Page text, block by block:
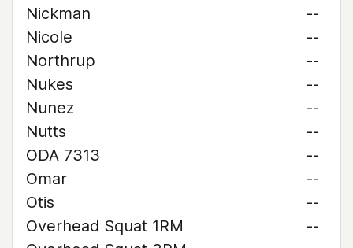
Nickman
--
Nicole
--
Northrup
--
Nukes
--
Nunez
--
Nutts
--
ODA 7313
--
Omar
--
Otis
--
Overhead Squat 1RM
--